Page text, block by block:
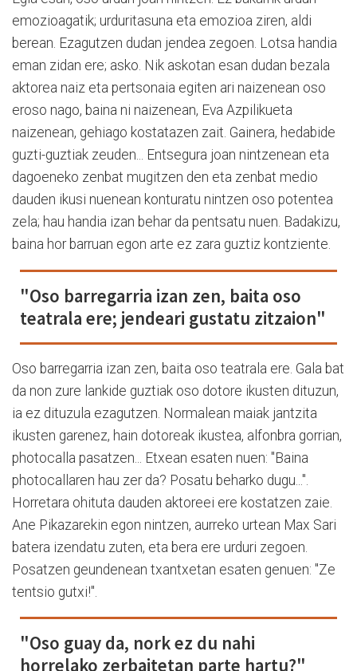
emozioagatik; urduritasuna eta emozioa ziren, aldi
berean. Ezagutzen dudan jendea zegoen. Lotsa handia
eman zidan ere; asko. Nik askotan esan dudan bezala
aktorea naiz eta pertsonaia egiten ari naizenean oso
eroso nago, baina ni naizenean, Eva Azpilikueta
naizenean, gehiago kostatazen zait. Gainera, hedabide
guzti-guztiak zeuden... Entsegura joan nintzenean eta
dagoeneko zenbat mugitzen den eta zenbat medio
dauden ikusi nuenean konturatu nintzen oso potentea
zela; hau handia izan behar da pentsatu nuen. Badakizu,
baina hor barruan egon arte ez zara guztiz kontziente.
"Oso barregarria izan zen, baita oso
teatrala ere; jendeari gustatu zitzaion"
Oso barregarria izan zen, baita oso teatrala ere. Gala bat
da non zure lankide guztiak oso dotore ikusten dituzun,
ia ez dituzula ezagutzen. Normalean maiak jantzita
ikusten garenez, hain dotoreak ikustea, alfonbra gorrian,
photocalla pasatzen... Etxean esaten nuen: "Baina
photocallaren hau zer da? Posatu beharko dugu...".
Horretara ohituta dauden aktoreei ere kostatzen zaie.
Ane Pikazarekin egon nintzen, aurreko urtean Max Sari
batera izendatu zuten, eta bera ere urduri zegoen.
Posatzen geundenean txantxetan esaten genuen: "Ze
tentsio gutxi!".
"Oso guay da, nork ez du nahi
horrelako zerbaitetan parte hartu?"